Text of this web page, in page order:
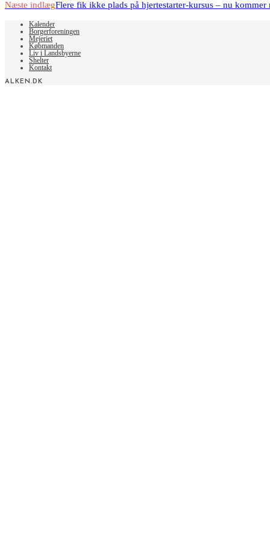
more
articles
Næste indlægFlere fik ikke plads på hjertestarter-kursus – nu kommer
Kalender
Borgerforeningen
Mejeriet
Købmanden
Liv i Landsbyerne
Shelter
Kontakt
ALKEN.DK